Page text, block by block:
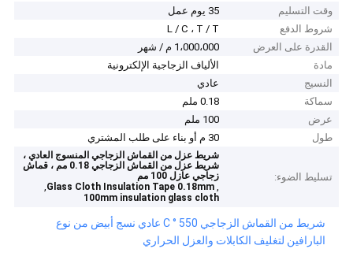
وقت التسليم
35 يوم عمل
شروط الدفع
L / C ، T / T
القدرة على العرض
1،000،000 م / شهر
مادة
الألياف الزجاجية الإلكترونية
النسيج
عادي
سماكة
0.18 ملم
عرض
100 ملم
طول
30 م أو بناء على طلب المشتري
تسليط الضوء:
شريط عزل من القماش الزجاجي المنسوج العادي ،
شريط عزل من القماش الزجاجي 0.18 مم ، قماش
زجاجي عازل 100 مم
,
Glass Cloth Insulation Tape 0.18mm
,
100mm insulation glass cloth
شريط من القماش الزجاجي 550 ° C عادي نسج أبيض من نوع
البارافين لتغليف الكابلات والعزل الحراري